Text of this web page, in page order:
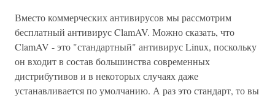
Вместо коммерческих антивирусов мы рассмотрим
бесплатный антивирус ClamAV. Можно сказать, что
ClamAV - это "стандартный" антивирус Linux, поскольку
он входит в состав большинства современных
дистрибутивов и в некоторых случаях даже
устанавливается по умолчанию. А раз это стандарт, то вы